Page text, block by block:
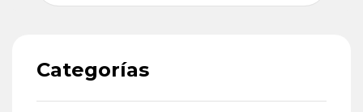
Categorías